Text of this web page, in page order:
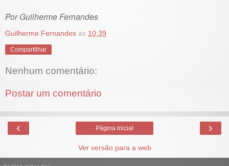
Por Guilherme Fernandes
Guilherme Fernandes às 10:39
Compartilhar
Nenhum comentário:
Postar um comentário
‹ ›
Página inicial
Ver versão para a web